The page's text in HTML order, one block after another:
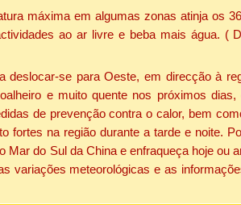
máxima em algumas zonas atinja os
ao ar livre e beba mais água. (
deslocar-se para Oeste, em direcção à
e muito quente nos próximos
de prevenção contra o calor, bem
fortes na região durante a tarde e noite.
Mar do Sul da China e enfraqueça hoje ou
variações meteorológicas e as